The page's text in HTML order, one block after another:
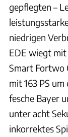
gepflegten –
niedrigen
EDE wiegt mit
Smart Fortwo
mit 163 PS
fesche Bayer
unter acht
inkorrektes